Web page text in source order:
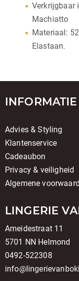
Verkrijgbaar
Machiatto
Materiaal:
Elastaan.
INFORMATIE
Advies & Styling
Klantenservice
Cadeaubon
Privacy & veiligheid
Algemene
LINGERIE
Ameidestraat 11
5701 NN Helmond
0492-522308